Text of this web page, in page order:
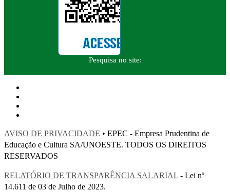
Pesquisa no site:
AVISO DE PRIVACIDADE • EPEC - Empresa Prudentina de
Educação e Cultura SA/UNOESTE. TODOS OS DIREITOS
RESERVADOS
RELATÓRIO DE TRANSPARÊNCIA SALARIAL - Lei nº
14.611 de 03 de Julho de 2023.